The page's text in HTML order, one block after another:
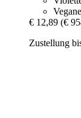
€ 12,89 (€
Zustellung